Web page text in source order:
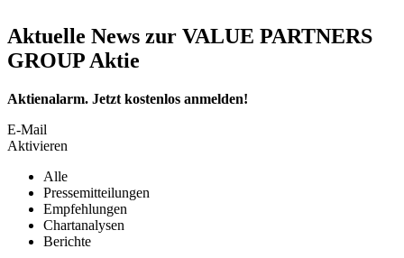
Aktuelle News zur VALUE PARTNERS
GROUP Aktie
Aktienalarm. Jetzt kostenlos anmelden!
E-Mail
Aktivieren
Alle
Pressemitteilungen
Empfehlungen
Chartanalysen
Berichte